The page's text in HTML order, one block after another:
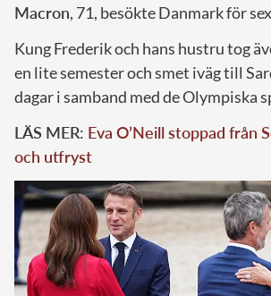
Macron, 71, besökte Danmark för
Kung Frederik och hans hustru tog
en lite semester och smet iväg till
dagar i samband med de Olympiska
LÄS MER: Eva O’Neill stoppad från
och utfryst